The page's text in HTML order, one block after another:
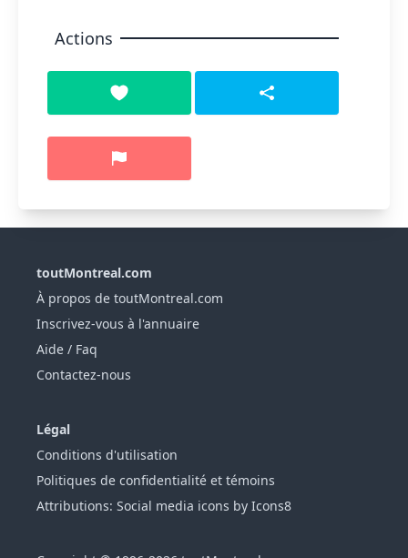
Actions
toutMontreal.com
À propos de toutMontreal.com
Inscrivez-vous à l'annuaire
Aide / Faq
Contactez-nous
Légal
Conditions d'utilisation
Politiques de confidentialité et témoins
Attributions: Social media icons by Icons8